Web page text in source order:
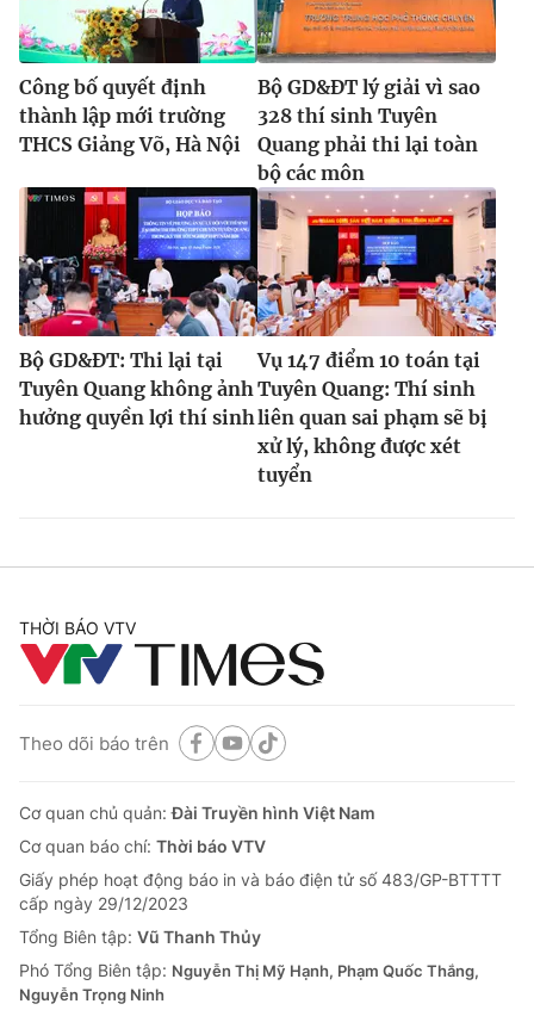
Công bố quyết định
thành lập mới trường
THCS Giảng Võ, Hà Nội
Bộ GD&ĐT lý giải vì sao
328 thí sinh Tuyên
Quang phải thi lại toàn
bộ các môn
Bộ GD&ĐT: Thi lại tại
Tuyên Quang không ảnh
hưởng quyền lợi thí sinh
Vụ 147 điểm 10 toán tại
Tuyên Quang: Thí sinh
liên quan sai phạm sẽ bị
xử lý, không được xét
tuyển
THỜI BÁO VTV
Theo dõi báo trên
Cơ quan chủ quản:Đài Truyền hình Việt Nam
Cơ quan báo chí: Thời báo VTV
Giấy phép hoạt động báo in và báo điện tử số 483/GP-BTTTT
cấp ngày 29/12/2023
Tổng Biên tập: Vũ Thanh Thủy
Phó Tổng Biên tập: Nguyễn Thị Mỹ Hạnh, Phạm Quốc Thắng,
Nguyễn Trọng Ninh